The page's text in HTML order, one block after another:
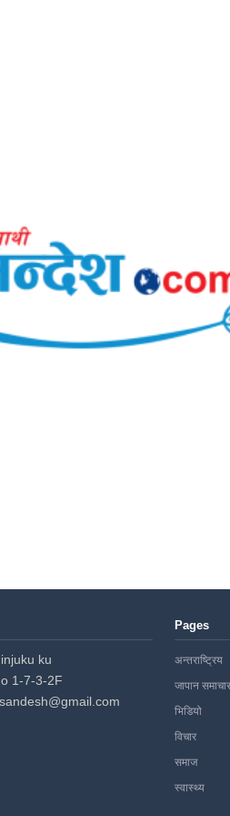
ku
1-7-3-2F
Pages
अन्तराष्ट्रिय
जापान समाचार
भिडियो
विचार
समाज
स्वास्थ्य